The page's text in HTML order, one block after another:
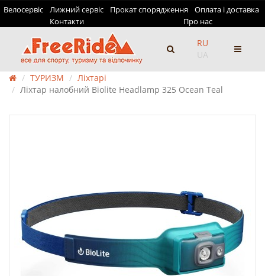
Велосервіс Лижний сервіс Прокат спорядження
Оплата і доставка
Контакти
Про нас
RU
UA
ТУРИЗМ
Ліхтарі
Ліхтар налобний Biolite Headlamp 325 Ocean Teal